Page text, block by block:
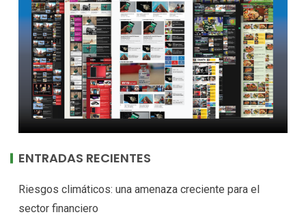
ENTRADAS RECIENTES
Riesgos climáticos: una amenaza creciente para el
sector financiero